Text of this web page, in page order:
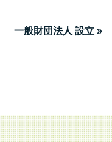
一般財団法人 設立 »